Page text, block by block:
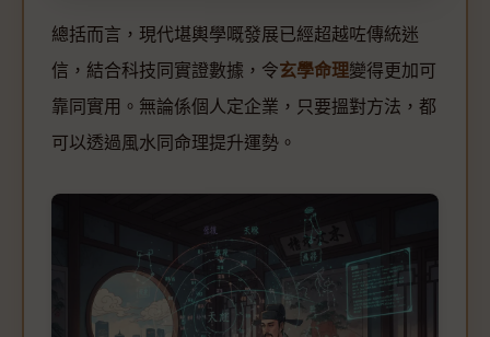
總括而言，現代堪輿學嘅發展已經超越咗傳統迷
信，結合科技同實證數據，令玄學命理變得更加可
靠同實用。無論係個人定企業，只要搵對方法，都
可以透過風水同命理提升運勢。